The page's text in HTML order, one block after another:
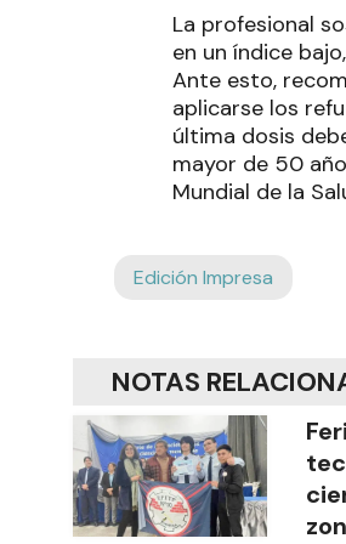
La profesional
en un índice
Ante esto,
aplicarse los
última dosis
mayor de 50
Mundial de la
Edición Impresa
NOTAS